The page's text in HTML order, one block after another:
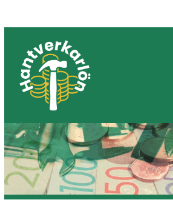
MÅLARE LÖN
SNICKARE LÖN
VVS-MONTÖR LÖN
ELEKTRIKER LÖN
BLOGG
LISTA BYGGFIRMOR